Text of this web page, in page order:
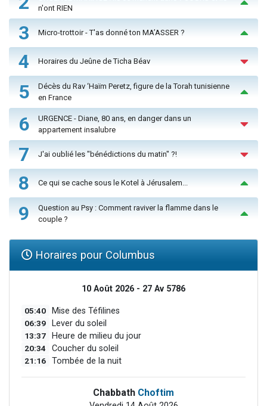
n'ont RIEN
3 Micro-trottoir - T'as donné ton MA’ASSER ?
4 Horaires du Jeûne de Ticha Béav
5
Décès du Rav ‘Haïm Peretz, figure de la Torah tunisienne
en France
6
URGENCE - Diane, 80 ans, en danger dans un
appartement insalubre
7 J'ai oublié les "bénédictions du matin" ?!
8 Ce qui se cache sous le Kotel à Jérusalem...
9
Question au Psy : Comment raviver la flamme dans le
couple ?
Horaires pour Columbus
10 Août 2026 - 27 Av 5786
05:40 Mise des Téfilines
06:39 Lever du soleil
13:37 Heure de milieu du jour
20:34 Coucher du soleil
21:16 Tombée de la nuit
Chabbath Choftim